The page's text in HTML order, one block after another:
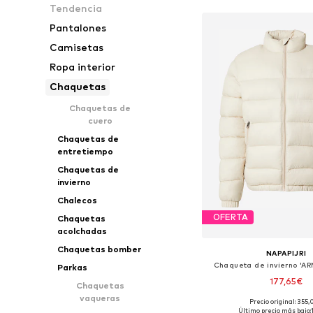
Tendencia
Pantalones
Camisetas
Ropa interior
Chaquetas
Chaquetas de
cuero
Chaquetas de
entretiempo
Chaquetas de
invierno
Chalecos
Chaquetas
acolchadas
Chaquetas bomber
Parkas
Chaquetas
vaqueras
OFERTA
NAPAPIJRI
Chaqueta de invierno
177,65€
Tallas disponibles: S,
Precio original:
Último precio más bajo: